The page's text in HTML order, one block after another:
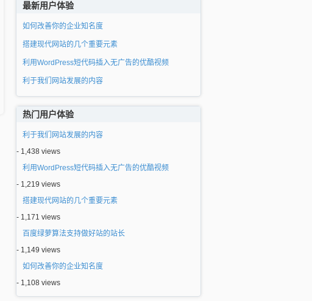
最新用户体验
如何改善你的企业知名度
搭建现代网站的几个重要元素
利用WordPress短代码插入无广告的优酷视频
利于我们网站发展的内容
热门用户体验
利于我们网站发展的内容
- 1,438 views
利用WordPress短代码插入无广告的优酷视频
- 1,219 views
搭建现代网站的几个重要元素
- 1,171 views
百度绿萝算法支持做好站的站长
- 1,149 views
如何改善你的企业知名度
- 1,108 views